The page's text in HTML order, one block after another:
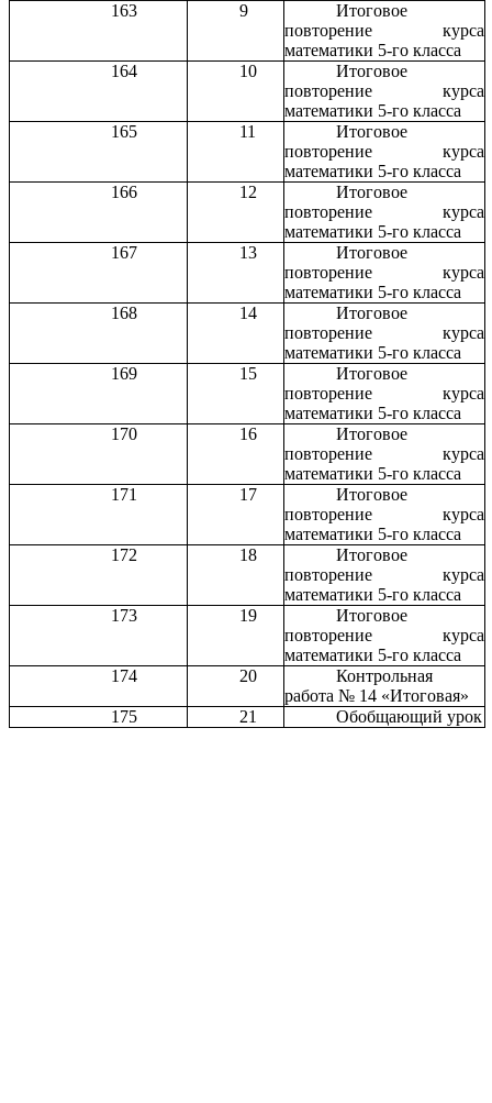
163
9
Итоговое
повторение курса
математики 5-го класса
164
10
Итоговое
повторение курса
математики 5-го класса
165
11
Итоговое
повторение курса
математики 5-го класса
166
12
Итоговое
повторение курса
математики 5-го класса
167
13
Итоговое
повторение курса
математики 5-го класса
168
14
Итоговое
повторение курса
математики 5-го класса
169
15
Итоговое
повторение курса
математики 5-го класса
170
16
Итоговое
повторение курса
математики 5-го класса
171
17
Итоговое
повторение курса
математики 5-го класса
172
18
Итоговое
повторение курса
математики 5-го класса
173
19
Итоговое
повторение курса
математики 5-го класса
174
20
Контрольная
работа № 14 «Итоговая»
175
21 Обобщающий урок